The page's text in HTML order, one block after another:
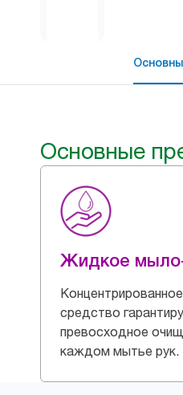
Основные
Жидкое
Концентрированное
средство
превосходное
каждом мытье рук.